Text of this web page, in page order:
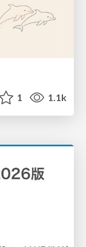
1 1.1k